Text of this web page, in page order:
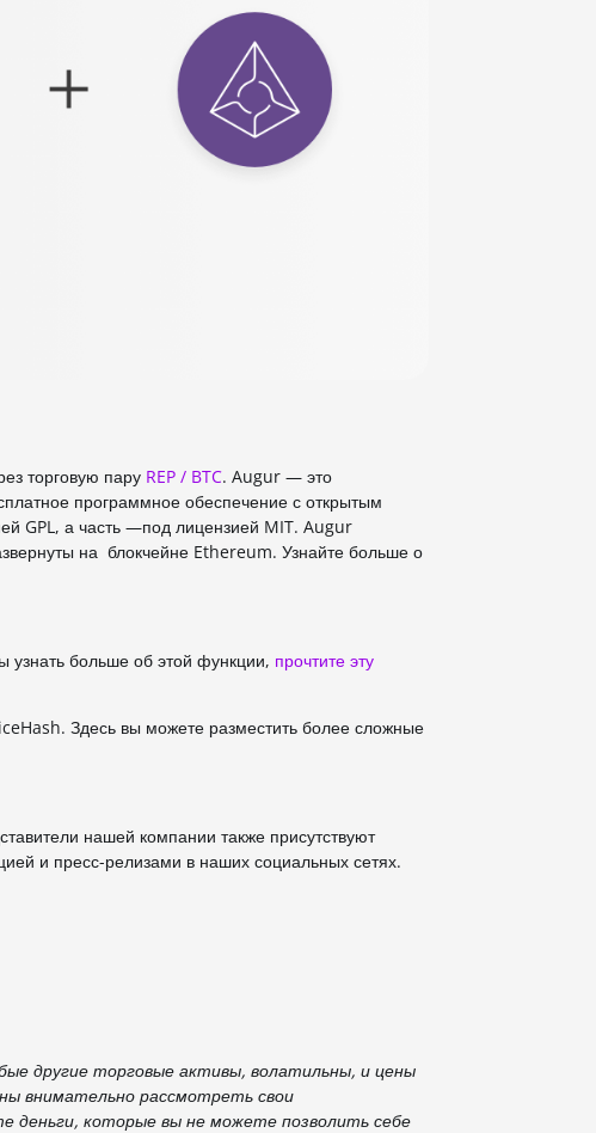
торговую пару REP / BTC. Augur — это
программное обеспечение с открытым
GPL, а часть —под лицензией MIT. Augur
на блокчейне Ethereum. Узнайте больше о
узнать больше об этой функции, прочтите эту
Здесь вы можете разместить более сложные
нашей компании также присутствуют
и пресс-релизами в наших социальных сетях.
другие торговые активы, волатильны, и цены
внимательно рассмотреть свои
деньги, которые вы не можете позволить себе